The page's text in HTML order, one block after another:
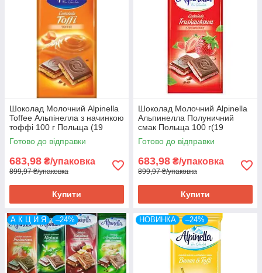
Шоколад Молочний Alpinella
Toffee Альпінелла з начинкою
тоффі 100 г Польща (19
шт./1уп)
Готово до відправки
683,98 ₴/упаковка
899,97 ₴/упаковка
Купити
Шоколад Молочний Alpinella
Альпинелла Полуничний
смак Польща 100 г(19
шт/1уп)
Готово до відправки
683,98 ₴/упаковка
899,97 ₴/упаковка
Купити
А К Ц И Я –24% НОВИНКА –24%